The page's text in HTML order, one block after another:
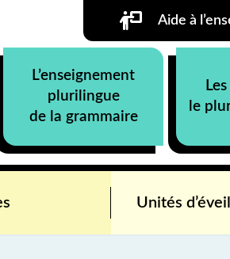
Aide à
L’enseignement
plurilingue
de la grammaire
le
Unités